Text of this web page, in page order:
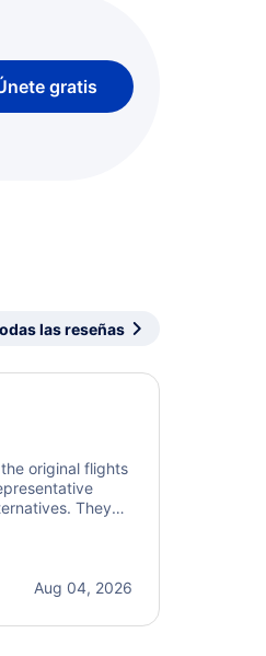
gratis
las reseñas
original flights
They
for the
Aug 04, 2026